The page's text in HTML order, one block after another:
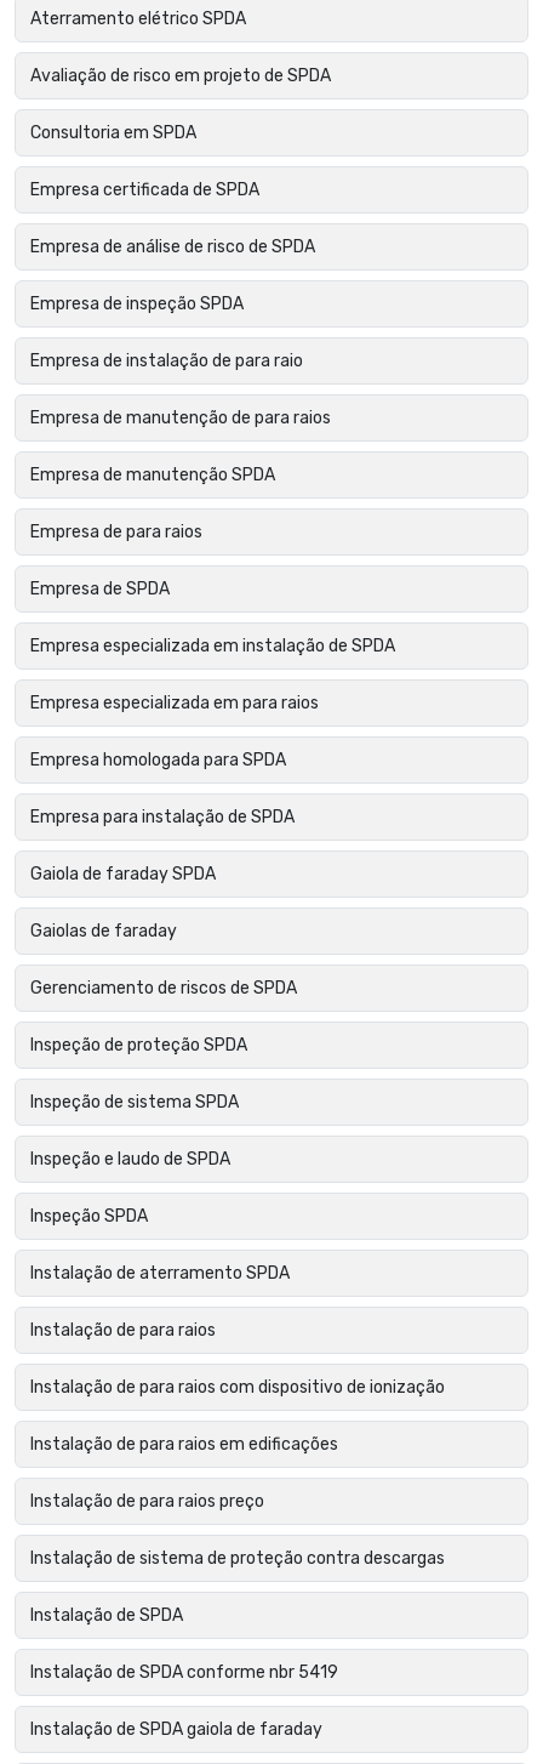
Aterramento elétrico SPDA
Avaliação de risco em projeto de SPDA
Consultoria em SPDA
Empresa certificada de SPDA
Empresa de análise de risco de SPDA
Empresa de inspeção SPDA
Empresa de instalação de para raio
Empresa de manutenção de para raios
Empresa de manutenção SPDA
Empresa de para raios
Empresa de SPDA
Empresa especializada em instalação de SPDA
Empresa especializada em para raios
Empresa homologada para SPDA
Empresa para instalação de SPDA
Gaiola de faraday SPDA
Gaiolas de faraday
Gerenciamento de riscos de SPDA
Inspeção de proteção SPDA
Inspeção de sistema SPDA
Inspeção e laudo de SPDA
Inspeção SPDA
Instalação de aterramento SPDA
Instalação de para raios
Instalação de para raios com dispositivo de ionização
Instalação de para raios em edificações
Instalação de para raios preço
Instalação de sistema de proteção contra descargas
Instalação de SPDA
Instalação de SPDA conforme nbr 5419
Instalação de SPDA gaiola de faraday